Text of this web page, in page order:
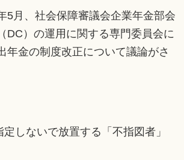
5月、社会保障審議会企業年金部会
DC）の運用に関する専門委員会に
年金の制度改正について議論がさ
しないで放置する「不指図者」